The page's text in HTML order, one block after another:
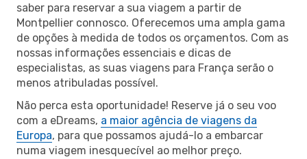
saber para reservar a sua viagem a partir de
Montpellier connosco. Oferecemos uma ampla gama
de opções à medida de todos os orçamentos. Com as
nossas informações essenciais e dicas de
especialistas, as suas viagens para França serão o
menos atribuladas possível.
Não perca esta oportunidade! Reserve já o seu voo
com a eDreams, a maior agência de viagens da
Europa, para que possamos ajudá-lo a embarcar
numa viagem inesquecível ao melhor preço.